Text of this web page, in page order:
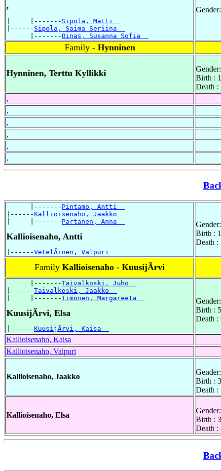
,
|     |------- Sipola, Matti
|------ Sipola, Saima Seriina
      |-------
Oinas, Susanna Sofia
Family - Hynninen
Hynninen, Terttu Kyllikki
Birth :
Death :
,
,
,
,
,
,
      |-------
Pintamo, Antti
|------Kallioisenaho, Jaakko
|     |------- Partanen, Anna
Kallioisenaho, Antti
|------VetelÃinen, Valpuri
Birth :
Death :
Family Kallioisenaho - KuusijÃrvi
      |-------
Taivalkoski, Juho
|------Taivalkoski, Jaakko
|     |-------Timonen, Margareeta
KuusijÃrvi, Elsa
|------KuusijÃrvi, Kaisa
Birth :
Death
Kallioisenaho, Kaisa
Kallioisenaho, Valpuri
Kallioisenaho, Jaakko
Birth :
Death :
Kallioisenaho, Elsa
Birth :
Death :